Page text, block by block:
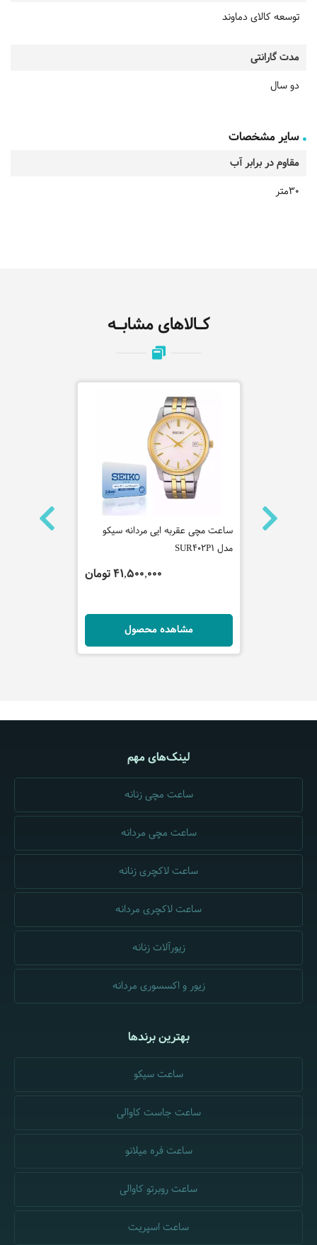
توسعه کالای دماوند
مدت گارانتی
دو سال
سایر مشخصات
مقاوم در برابر آب
30متر
کـالاهای مشابـه
ساعت مچی
ساعت مچی عقربه ایی مردانه سیکو
مدل SUR402P1
41,500,000 تومان
مشاهده محصول
لینک‌های مهم
ساعت مچی زنانه
ساعت مچی مردانه
ساعت لاکچری زنانه
ساعت لاکچری مردانه
زیورآلات زنانه
زیور و اکسسوری مردانه
بهترین برندها
ساعت سیکو
ساعت جاست کاوالی
ساعت فره میلانو
ساعت روبرتو کاوالی
ساعت اسپریت